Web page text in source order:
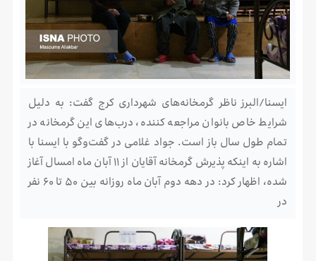
ایسنا/البرز ناظر گرمخانه‌های شهرداری کرج گفت: به دلیل
شرایط خاص بانوان مراجعه کننده، درب‌های این گرمخانه در
تمام طول سال باز است. جواد غلامی در گفت‌وگو با ایسنا با
اشاره به اینکه پذیرش گرمخانه آقایان از ۱۱ آبان ماه امسال آغاز
شده، اظهار کرد: در دهه دوم آبان ماه روزانه بین ۵۰ تا ۶۰ نفر
در